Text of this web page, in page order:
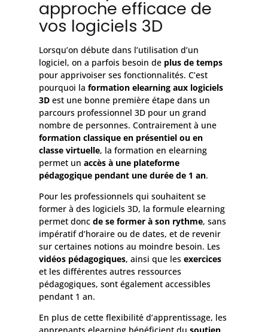
approche efficace de
vos logiciels 3D
Lorsqu’on débute dans l’utilisation d’un
logiciel, on a parfois besoin de plus de temps
pour apprivoiser ses fonctionnalités. C’est
pourquoi la formation elearning aux logiciels
3D est une bonne première étape dans un
parcours professionnel 3D pour un grand
nombre de personnes. Contrairement à une
formation classique en présentiel ou en
classe virtuelle, la formation en elearning
permet un accès à une plateforme
pédagogique pendant une durée de 1 an.
Pour les professionnels qui souhaitent se
former à des logiciels 3D, la formule elearning
permet donc de se former à son rythme, sans
impératif d’horaire ou de dates, et de revenir
sur certaines notions au moindre besoin. Les
vidéos pédagogiques, ainsi que les exercices
et les différentes autres ressources
pédagogiques, sont également accessibles
pendant 1 an.
En plus de cette flexibilité d’apprentissage, les